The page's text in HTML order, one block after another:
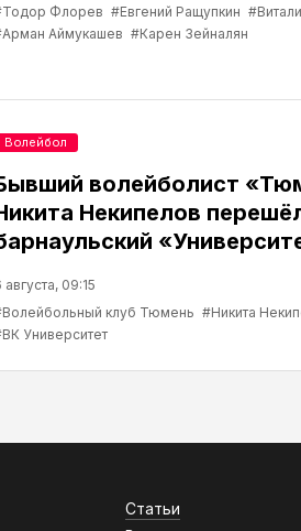
Флорев #Евгений Ращупкин
Аймукашев #Карен Зейналян
волейболист
Некипелов
августа, 09:15
клуб Тюмень #Никита
Университет
Волейбол
Статьи